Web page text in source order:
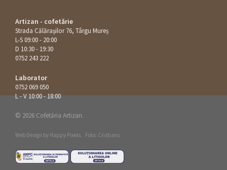
Artizan - cofetărie
Strada Călăraşilor 76, Târgu Mureș
L-S 09:00 - 20:00
D 10:30 - 19:30
0752 243 222
Laborator
0752 069 050
L - V 10:00 - 18:00
© 2026 Cofetăria Artizan.
Web Design by Happy Pixels. Foto: Cristians